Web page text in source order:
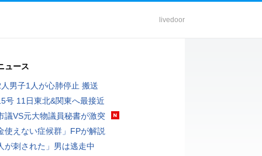
livedoor
ュース
男子1人が心肺停止 搬送
号 11日東北&関東へ最接近
議VS元大物議員秘書が激突
使えない症候群」FPが解説
が刺された」男は逃走中